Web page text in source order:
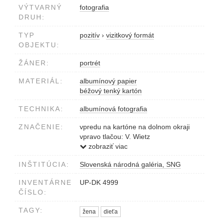
VÝTVARNÝ
DRUH:
fotografia
TYP
OBJEKTU:
pozitív › vizitkový formát
ŽÁNER: portrét
MATERIÁL:
albumínový papier
béžový tenký kartón
TECHNIKA: albumínová fotografia
ZNAČENIE:
vpredu na kartóne na dolnom okraji
vpravo tlačou: V. Wietz
vzadu v strede tlačou: V. Wietz
Prag alter Postgasse 1013/I
zobraziť viac
INŠTITÚCIA: Slovenská národná galéria, SNG
INVENTÁRNE
ČÍSLO:
UP-DK 4999
TAGY: žena dieťa